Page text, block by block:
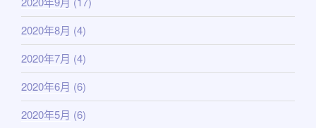
2020年8月 (4)
2020年7月 (4)
2020年6月 (6)
2020年5月 (6)